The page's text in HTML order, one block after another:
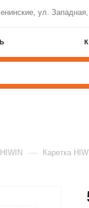
ул.
— Каретка